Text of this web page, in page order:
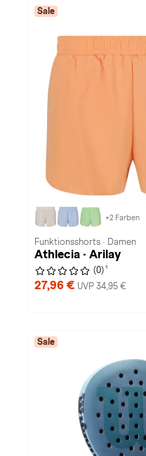
Sale
+2 Farben
Funktionsshorts · Damen
Athlecia · Arilay
(0) 1
27,96 € UVP 34,95 €
Sale